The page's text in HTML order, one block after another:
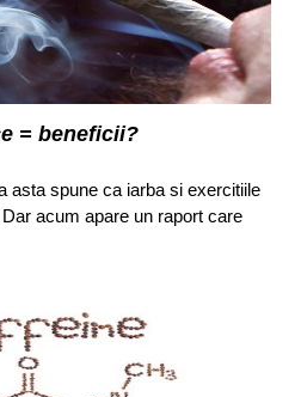
= beneficii?
asta spune ca iarba si exercitiile
acum apare un raport care